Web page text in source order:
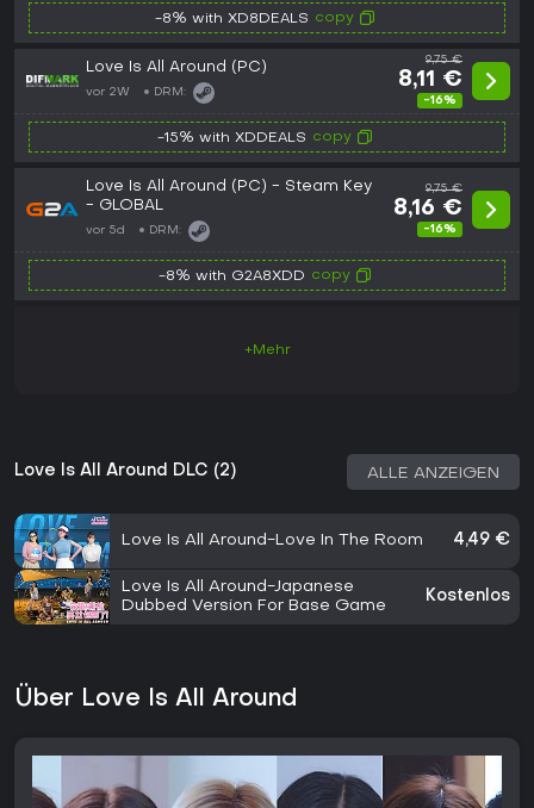
-8% with XD8DEALS copy
Love Is All Around (PC)
vor 2W DRM:
9,75 €
8,11 €
-16%
-15% with XDDEALS copy
Love Is All Around (PC) - Steam Key
- GLOBAL
vor 5d DRM:
9,75 €
8,16 €
-16%
-8% with G2A8XDD copy
+Mehr
Love Is All Around DLC (2) ALLE ANZEIGEN
Love Is All Around-Love In The Room 4,49 €
Love Is All Around-Japanese
Dubbed Version For Base Game
Kostenlos
Über Love Is All Around